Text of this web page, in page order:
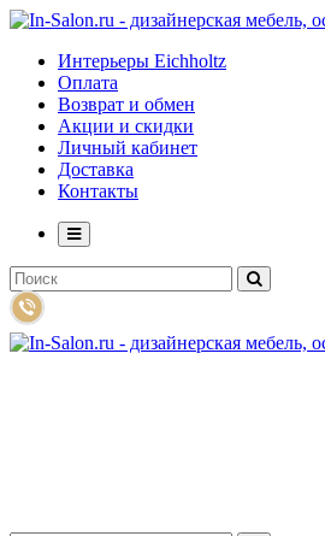
Интерьеры Eichholtz
Оплата
Возврат и обмен
Акции и скидки
Личный кабинет
Доставка
Контакты